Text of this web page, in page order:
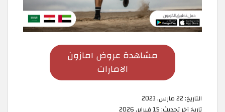
مشاهدة عروض امازون
الامارات
التاريخ:22 مارس, 2023
تاريخ آخر تحديث:15 فبراير, 2026